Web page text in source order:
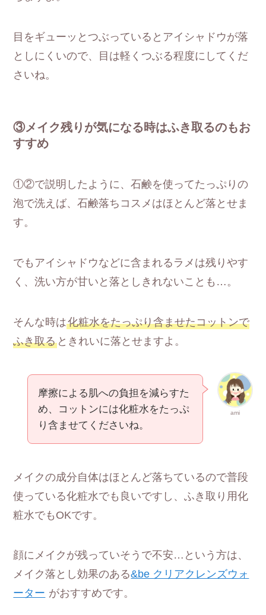
目をギューッとつぶっているとアイシャドウが落
としにくいので、目は軽くつぶる程度にしてくだ
さいね。
③メイク残りが気になる時はふき取るのもお
すすめ
①②で説明したように、石鹸を使ってたっぷりの
泡で洗えば、石鹸落ちコスメはほとんど落とせま
す。
でもアイシャドウなどに含まれるラメは残りやす
く、洗い方が甘いと落としきれないことも…。
そんな時は化粧水をたっぷり含ませたコットンで
ふき取る ときれいに落とせますよ。
ami
摩擦による肌への負担を減らすた
め、コットンには化粧水をたっぷ
り含ませてくださいね。
メイクの成分自体はほとんど落ちているので普段
使っている化粧水でも良いですし、ふき取り用化
粧水でもOKです。
顔にメイクが残っていそうで不安…という方は、
メイク落とし効果のある&be クリアクレンズウォ
ーター がおすすめです。